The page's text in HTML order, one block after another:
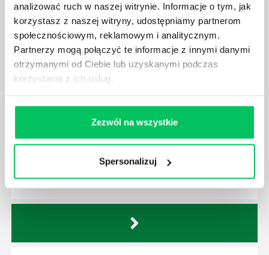
analizować ruch w naszej witrynie. Informacje o tym, jak
korzystasz z naszej witryny, udostępniamy partnerom
społecznościowym, reklamowym i analitycznym.
Partnerzy mogą połączyć te informacje z innymi danymi
otrzymanymi od Ciebie lub uzyskanymi podczas
korzystania z ich usług.
Zezwól na wszystkie
Spersonalizuj
GDZIE MOŻEMY ZAPOZNAĆ SIĘ Z
WYMAGANIAMI NORM JAKOŚCI WYROBÓW
MEDYCZNYCH?
społeczeństwa wprowadzane jest coraz więcej reguł,
które mają za zadanie poprawić poszczególne
dziedziny gospodarki. Dzięki nim wszystkie firmy
będą zobowiązane przestrzegać zasad, których
wprowadzenie dąży do ujednolicenia jakości
produktów, które trafiają do klientów.